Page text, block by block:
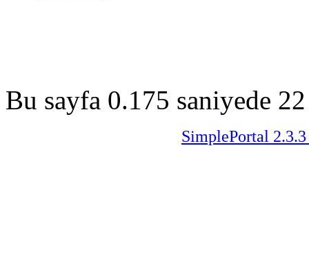
Bu sayfa 0.175 saniyede
SimplePortal